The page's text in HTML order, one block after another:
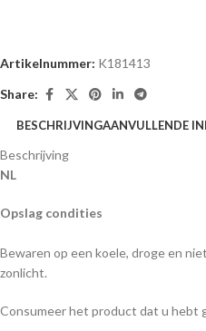
Artikelnummer: K181413
Share:
BESCHRIJVINGAANVULLENDE
Beschrijving
NL
Opslag condities
Bewaren op een koele, droge en
zonlicht.
Consumeer het product dat u hebt